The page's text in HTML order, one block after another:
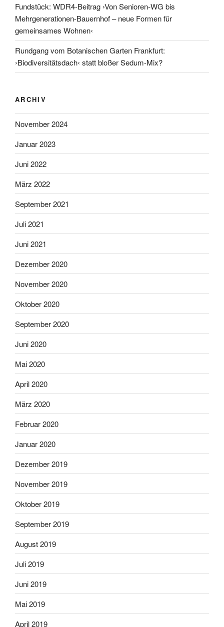
Fundstück: WDR4-Beitrag ›Von Senioren-WG bis
Mehrgenerationen-Bauernhof – neue Formen für
gemeinsames Wohnen‹
Rundgang vom Botanischen Garten Frankfurt:
›Biodiversitätsdach‹ statt bloßer Sedum-Mix?
ARCHIV
November 2024
Januar 2023
Juni 2022
März 2022
September 2021
Juli 2021
Juni 2021
Dezember 2020
November 2020
Oktober 2020
September 2020
Juni 2020
Mai 2020
April 2020
März 2020
Februar 2020
Januar 2020
Dezember 2019
November 2019
Oktober 2019
September 2019
August 2019
Juli 2019
Juni 2019
Mai 2019
April 2019